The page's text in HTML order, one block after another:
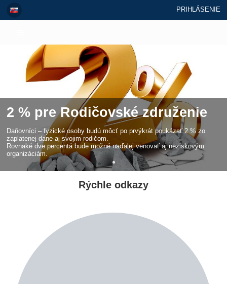
PRIHLÁSENIE
2 % pre Rodičovské združenie
Daňovníci – fyzické osoby budú môcť po prvýkrát poukázať 2 % zo
zaplatenej dane aj svojim rodičom.
Rovnaké dve percentá bude možné naďalej venovať aj neziskovým
organizáciám.
Rýchle odkazy